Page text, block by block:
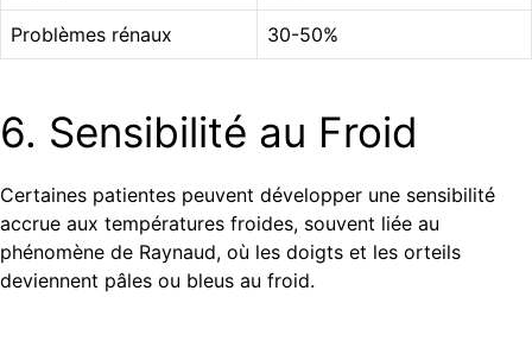
Problèmes rénaux 30-50%
6. Sensibilité au Froid
Certaines patientes peuvent développer une sensibilité
accrue aux températures froides, souvent liée au
phénomène de Raynaud, où les doigts et les orteils
deviennent pâles ou bleus au froid.